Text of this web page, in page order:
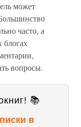
может
часто, а
блогах
вопросы.
📚
в